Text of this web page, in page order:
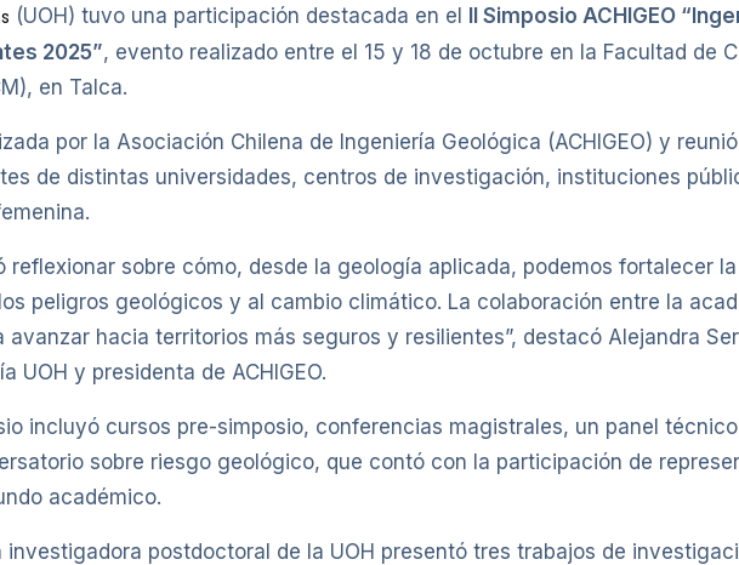
(UOH) tuvo una participación destacada en el II Simposio ACHIGEO
2025”, evento realizado entre el 15 y 18 de octubre en la Facultad de
en Talca.
por la Asociación Chilena de Ingeniería Geológica (ACHIGEO) y
de distintas universidades, centros de investigación, instituciones
reflexionar sobre cómo, desde la geología aplicada, podemos fortalecer
peligros geológicos y al cambio climático. La colaboración entre la
avanzar hacia territorios más seguros y resilientes”, destacó Alejandra
UOH y presidenta de ACHIGEO.
incluyó cursos pre-simposio, conferencias magistrales, un panel
sobre riesgo geológico, que contó con la participación de
académico.
investigadora postdoctoral de la UOH presentó tres trabajos de